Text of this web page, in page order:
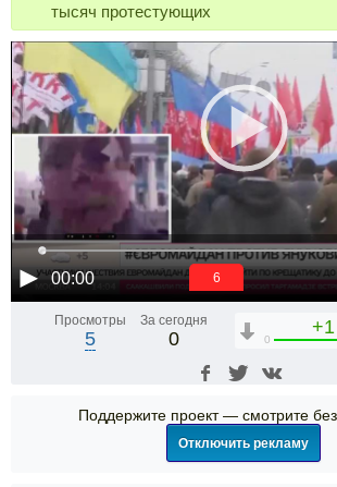
тысяч протестующих
00:00 6
Просмотры
5
За сегодня
0
+1
0
Поддержите проект — смотрите
Отключить рекламу